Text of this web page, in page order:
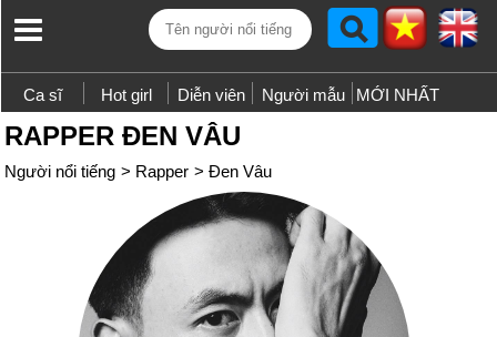
Ca sĩ Hot girl Diễn viên Người mẫu MỚI NHẤT
RAPPER ĐEN VÂU
Người nổi tiếng > Rapper > Đen Vâu